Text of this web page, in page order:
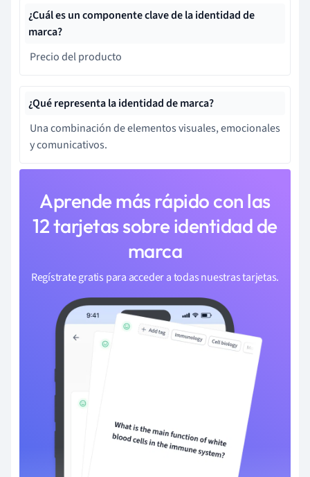
¿Cuál es un componente clave de la identidad de
marca?
Precio del producto
¿Qué representa la identidad de marca?
Una combinación de elementos visuales, emocionales
y comunicativos.
Aprende más rápido con las
12 tarjetas sobre identidad de
marca
Regístrate gratis para acceder a todas nuestras tarjetas.